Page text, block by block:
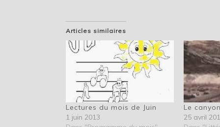
Articles similaires
Lectures du mois de Juin
1 juin 2013
Le
25 avril